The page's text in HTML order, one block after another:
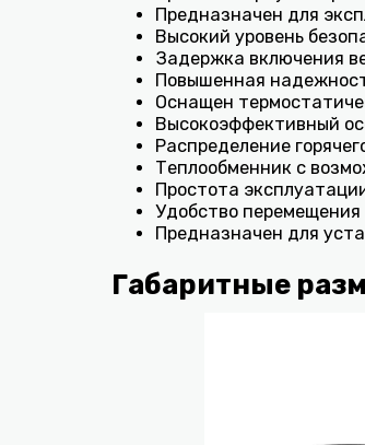
Предназначен для
Высокий уровень
Задержка включения
Повышенная
Оснащен
Высокоэффективный
Распределение
Теплообменник с
Простота
Удобство
Предназначен для
Габаритные